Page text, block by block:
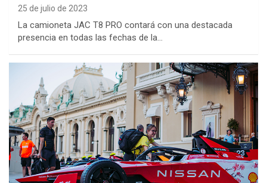
25 de julio de 2023
La camioneta JAC T8 PRO contará con una destacada
presencia en todas las fechas de la…